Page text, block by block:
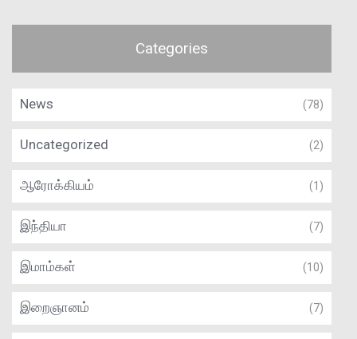
Categories
News (78)
Uncategorized (2)
ஆரோக்கியம் (1)
இந்தியா (7)
இமாம்கள் (10)
இறைஞானம் (7)